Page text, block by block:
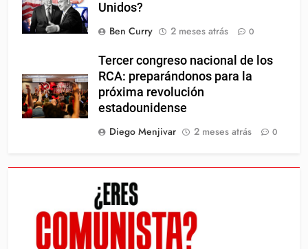
Unidos?
Ben Curry
2 meses atrás 0
Tercer congreso nacional de los
RCA: preparándonos para la
próxima revolución
estadounidense
Diego Menjivar
2 meses atrás 0